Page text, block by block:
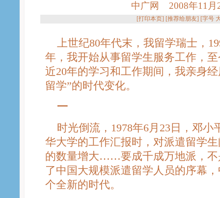
中广网 2008年11月
[打印本页] [推荐给朋友] [字号
上世纪80年代末，我留学瑞士，
年，我开始从事留学生服务工作，
近20年的学习和工作期间，我亲身
留学”的时代变化。
一
时光倒流，1978年6月23日，邓小
华大学的工作汇报时，对派遣留学
的数量增大……要成千成万地派，不
了中国大规模派遣留学人员的序幕
个全新的时代。